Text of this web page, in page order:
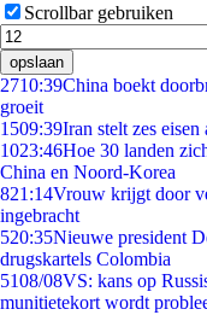
Scrollbar gebruiken
opslaan
2710:39China boekt
groeit
1509:39Iran stelt zes
1023:46Hoe 30 landen
China en Noord-Korea
821:14Vrouw krijgt door
ingebracht
520:35Nieuwe president
drugskartels Colombia
5108/08VS: kans op
munitietekort wordt